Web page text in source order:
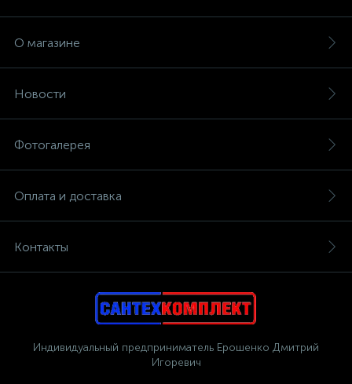
О магазине
Новости
Фотогалерея
Оплата и доставка
Контакты
Индивидуальный предприниматель Ерошенко Дмитрий
Игоревич